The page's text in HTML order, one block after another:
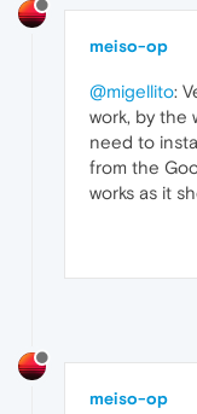
meiso-op
@migellito:
work, by the
need to
from the
works as it
meiso-op